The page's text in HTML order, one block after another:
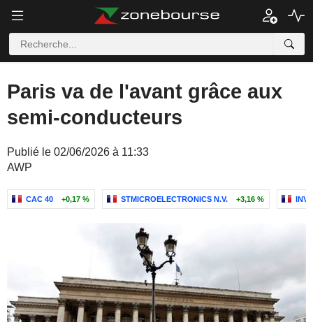
Paris va de l'avant grâce aux
semi-conducteurs
Publié le 02/06/2026 à 11:33
AWP
CAC 40 +0,17 % STMICROELECTRONICS N.V. +3,16 %